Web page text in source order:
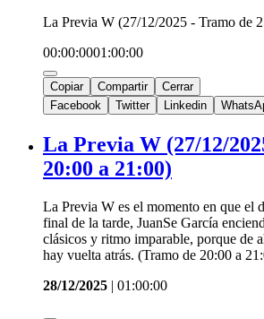
La Previa W (27/12/2025 - Tramo de
00:00:0001:00:00
Copiar Compartir
Cerrar
Facebook
Twitter Linkedin
La Previa W (27/12/
20:00 a 21:00)
La Previa W es el momento en que el
final de la tarde, JuanSe García
clásicos y ritmo imparable, porque de
hay vuelta atrás. (Tramo de 20:00 a
28/12/2025 | 01:00:00